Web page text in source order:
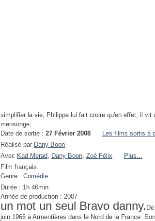
simplifier la vie, Philippe lui fait croire qu'en effet, il
mensonge;
Date de sortie : 27 Février 2008
Les films sortis à
Réalisé par Dany Boon
Avec Kad Merad, Dany Boon, Zoé Félix
Plus...
Film français.
Genre : Comédie
Durée : 1h 46min.
Année de production : 2007
un mot un seul Bravo danny.
juin 1966 à Armentières dans le Nord de la France.